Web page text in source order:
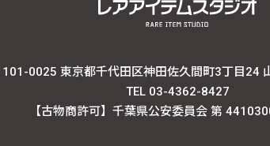
0025 東京都千代田区神田佐久間町3丁目24
TEL 03-4362-8427
【古物商許可】千葉県公安委員会 第